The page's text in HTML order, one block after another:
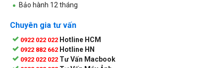
Bảo hành 12 tháng
Chuyên gia tư vấn
0922 022 022 Hotline HCM
0922 882 662 Hotline HN
0922 022 022 Tư Vấn Macbook